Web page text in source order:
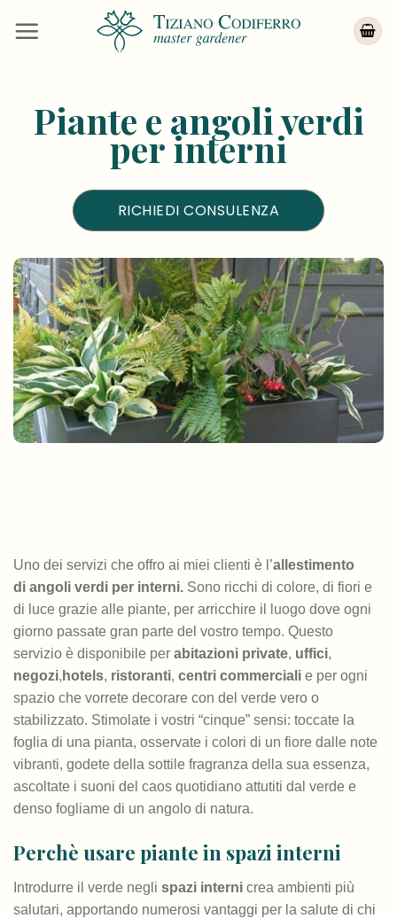
Piante e angoli verdi
per interni
RICHIEDI CONSULENZA
Uno dei servizi che offro ai miei clienti è l’allestimento
di angoli verdi per interni. Sono ricchi di colore, di fiori e
di luce grazie alle piante, per arricchire il luogo dove ogni
giorno passate gran parte del vostro tempo. Questo
servizio è disponibile per abitazioni private, uffici,
negozi, hotels, ristoranti, centri commerciali e per ogni
spazio che vorrete decorare con del verde vero o
stabilizzato. Stimolate i vostri “cinque” sensi: toccate la
foglia di una pianta, osservate i colori di un fiore dalle note
vibranti, godete della sottile fragranza della sua essenza,
ascoltate i suoni del caos quotidiano attutiti dal verde e
denso fogliame di un angolo di natura.
Perchè usare piante in spazi interni
Introdurre il verde negli spazi interni crea ambienti più
salutari, apportando numerosi vantaggi per la salute di chi